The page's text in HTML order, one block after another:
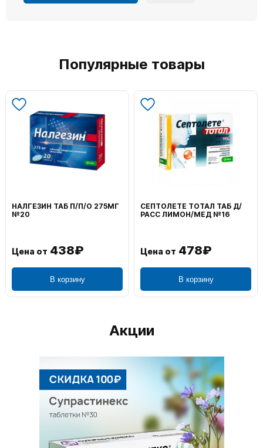
Популярные товары
НАЛГЕЗИН ТАБ П/П/О 275МГ
№20
Цена от 438₽
В корзину
СЕПТОЛЕТЕ ТОТАЛ ТАБ Д/
РАСС ЛИМОН/МЕД №16
Цена от 478₽
В корзину
Акции